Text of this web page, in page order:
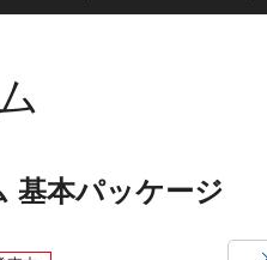
基本パッケージ